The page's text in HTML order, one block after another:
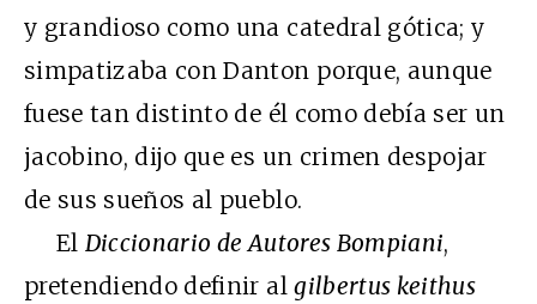
y grandioso como una catedral gótica; y
simpatizaba con Danton porque, aunque
fuese tan distinto de él como debía ser un
jacobino, dijo que es un crimen despojar
de sus sueños al pueblo.
El Diccionario de Autores Bompiani,
pretendiendo definir algilbertus keithus